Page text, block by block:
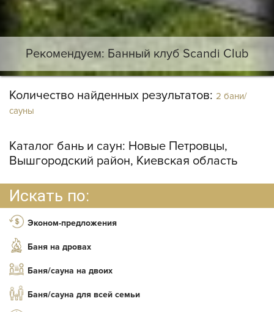
Рекомендуем: Банный клуб Scandi Club
Количество найденных результатов: 2 бани/
сауны
Каталог бань и саун: Новые Петровцы,
Вышгородский район, Киевская область
Искать по:
Эконом-предложения
Баня на дровах
Баня/сауна на двоих
Баня/сауна для всей семьи